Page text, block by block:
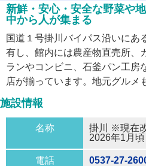
新鮮・安心・安全な野菜や
中から人が集まる
国道１号掛川バイパス沿いにあ
有し、館内には農産物直売所、
ランやコンビニ、石釜パン工房
店が揃っています。地元グルメ
施設情報
名称
掛川 ※現在
2026年1月頃
電話 0537-27-